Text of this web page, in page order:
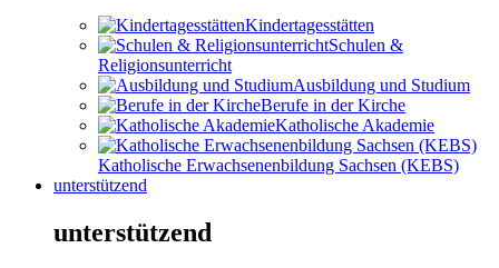
Kindertagesstätten
Schulen &
Religionsunterricht
Ausbildung und Studium
Berufe in der Kirche
Katholische Akademie
Katholische Erwachsenenbildung Sachsen (KEBS)
unterstützend
unterstützend